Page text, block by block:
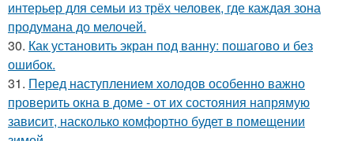
интерьер для семьи из трёх человек, где каждая зона
продумана до мелочей.
30. Как установить экран под ванну: пошагово и без
ошибок.
31. Перед наступлением холодов особенно важно
проверить окна в доме - от их состояния напрямую
зависит, насколько комфортно будет в помещении